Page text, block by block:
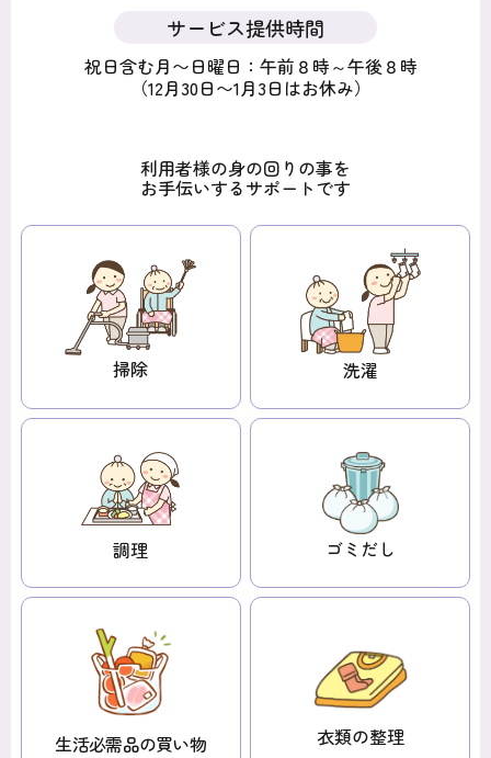
サービス提供時間
祝日含む月〜日曜日：午前８時～午後８時
（12月30日〜1月3日はお休み）
利用者様の身の回りの事を
お手伝いするサポートです
掃除 洗濯
調理 ゴミだし
生活必需品の買い物 衣類の整理